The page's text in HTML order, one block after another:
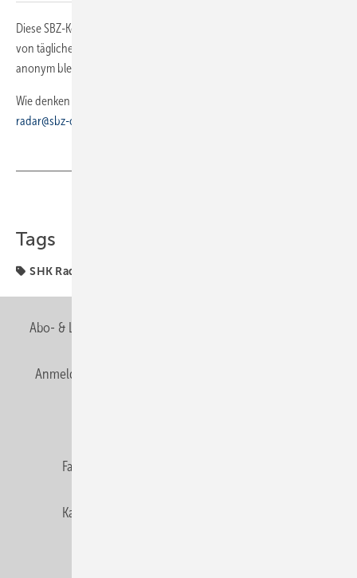
Diese SBZ-Kolumne wird von Brancheninsidern geschrieben, die frei
von täglichen Zwängen zum Nachdenken anregen und deshalb
anonym bleiben möchten.
Wie denken Sie über den Beitrag? Senden Sie Ihre Meinung an
radar@sbz-online.de
Tags
SHK Radar
Abo- & Leserservice
Anmelden
Fachbeiträge
Karriere bei Gentner